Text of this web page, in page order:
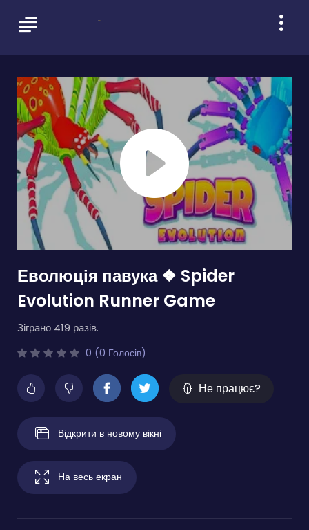
Еволюція павука ❖ Spider
Evolution Runner Game
Зіграно 419 разів.
0 (0 Голосів)
Не працює?
Відкрити в новому вікні
На весь екран